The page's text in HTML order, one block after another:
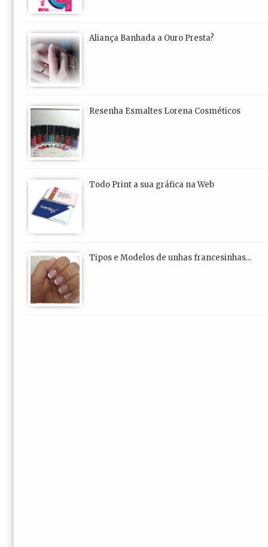
Aliança Banhada a Ouro Presta?
Resenha Esmaltes Lorena Cosméticos
Todo Print a sua gráfica na Web
Tipos e Modelos de unhas francesinhas...